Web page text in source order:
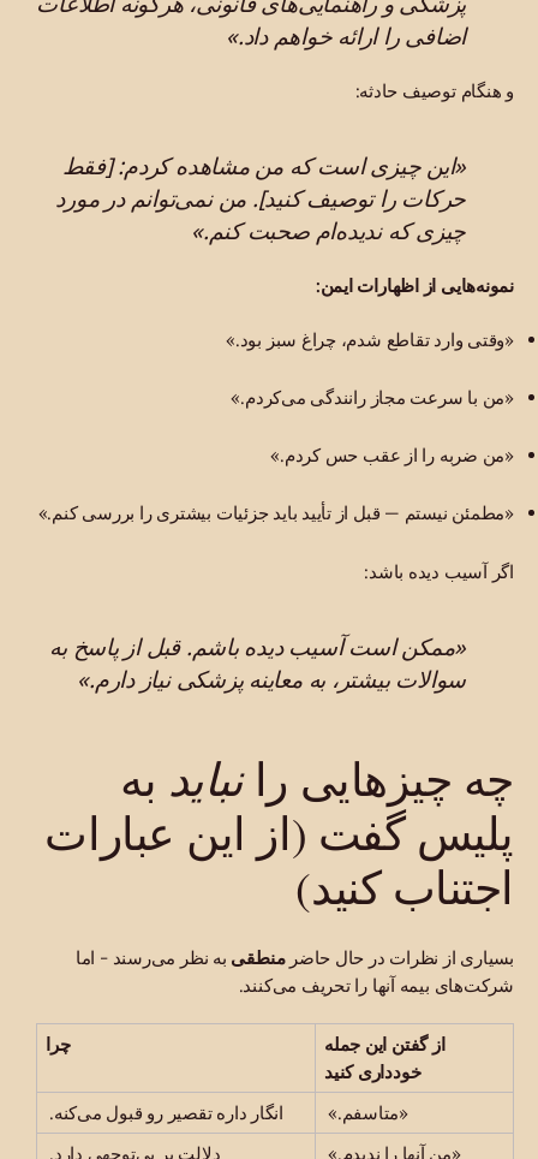
اضافی را ارائه خواهم داد.»
و هنگام توصیف حادثه:
«این چیزی است که من مشاهده کردم: [فقط
حرکات را توصیف کنید]. من نمی‌توانم در مورد
چیزی که ندیده‌ام صحبت کنم.»
نمونه‌هایی از اظهارات ایمن:
«وقتی وارد تقاطع شدم، چراغ سبز بود.»
«من با سرعت مجاز رانندگی می‌کردم.»
«من ضربه را از عقب حس کردم.»
«مطمئن نیستم — قبل از تأیید باید جزئیات بیشتری را بررسی کنم.»
اگر آسیب دیده باشد:
«ممکن است آسیب دیده باشم. قبل از پاسخ به
سوالات بیشتر، به معاینه پزشکی نیاز دارم.»
چه چیزهایی رانباید به
پلیس گفت (از این عبارات
اجتناب کنید)
بسیاری از نظرات در حال حاضرمنطقی به نظر می‌رسند - اما
شرکت‌های بیمه آنها را تحریف می‌کنند.
از گفتن این جمله
خودداری کنید
چرا
«متاسفم.»
انگار داره تقصیر رو قبول می‌کنه.
«من آنها را ندیدم.»
دلالت بر بی‌توجهی دارد.